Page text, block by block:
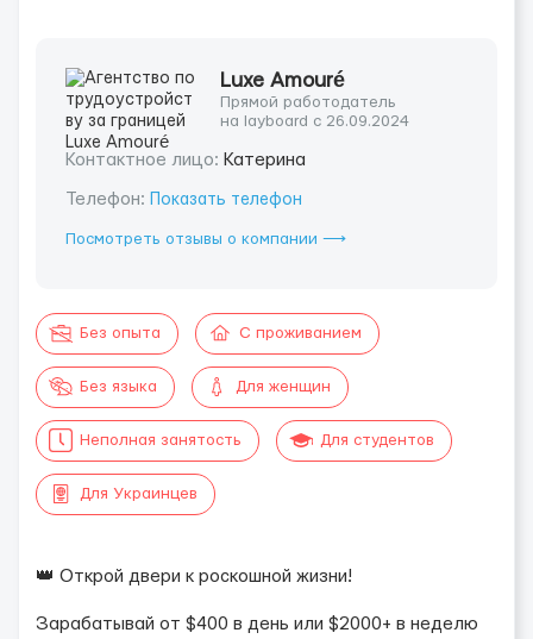
Luxe Amouré
Прямой работодатель
на layboard с 26.09.2024
Контактное лицо: Катерина
Телефон: Показать телефон
Посмотреть отзывы о компании ⟶
Без опыта С проживанием
Без языка Для женщин
Неполная занятость Для студентов
Для Украинцев
👑 Открой двери к роскошной жизни!
Зарабатывай от $400 в день или $2000+ в неделю